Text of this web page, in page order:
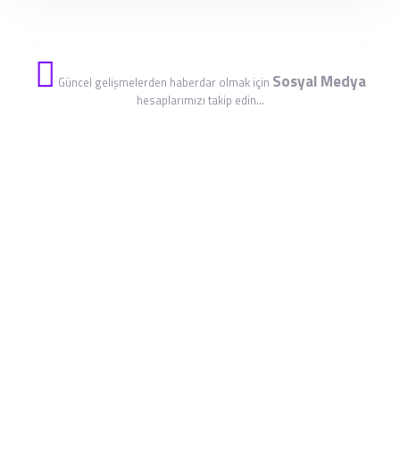
Güncel gelişmelerden haberdar olmak için Sosyal Medya
hesaplarımızı takip edin...